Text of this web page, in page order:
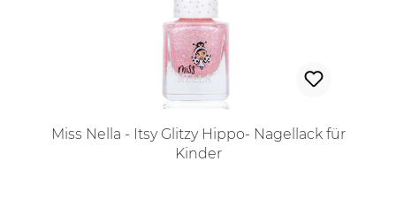
Miss Nella - Itsy Glitzy Hippo- Nagellack für
Kinder